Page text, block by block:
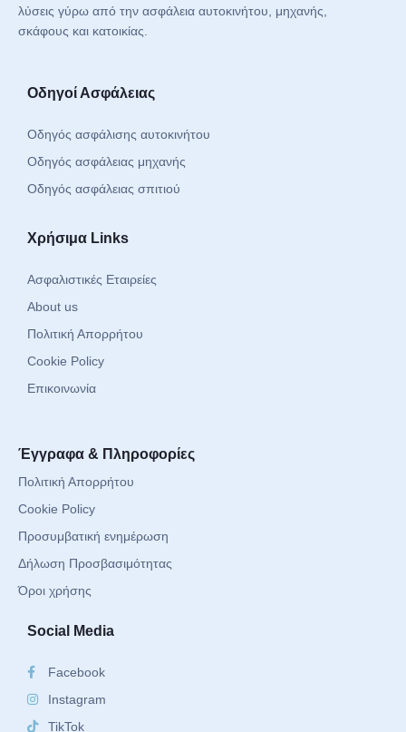
λύσεις γύρω από την ασφάλεια αυτοκινήτου, μηχανής,
σκάφους και κατοικίας.
Οδηγοί Ασφάλειας
Οδηγός ασφάλισης αυτοκινήτου
Οδηγός ασφάλειας μηχανής
Οδηγός ασφάλειας σπιτιού
Χρήσιμα Links
Ασφαλιστικές Εταιρείες
About us
Πολιτική Απορρήτου
Cookie Policy
Επικοινωνία
Έγγραφα & Πληροφορίες
Πολιτική Απορρήτου
Cookie Policy
Προσυμβατική ενημέρωση
Δήλωση Προσβασιμότητας
Όροι χρήσης
Social Media
Facebook
Instagram
TikTok